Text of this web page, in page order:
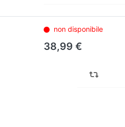
non disponibile
38,99 €